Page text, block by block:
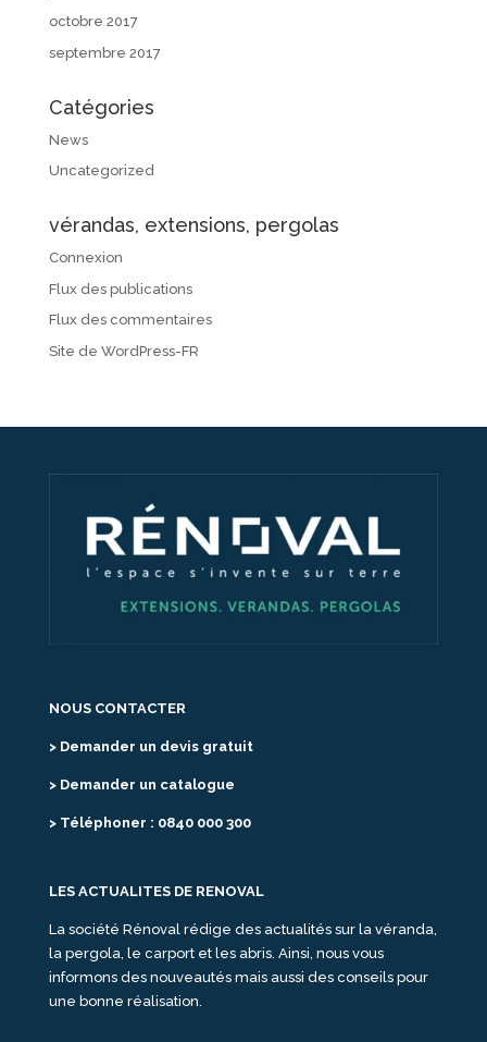
octobre 2017
septembre 2017
Catégories
News
Uncategorized
vérandas, extensions, pergolas
Connexion
Flux des publications
Flux des commentaires
Site de WordPress-FR
NOUS CONTACTER
> Demander un devis gratuit
> Demander un catalogue
> Téléphoner : 0840 000 300
LES ACTUALITES DE RENOVAL
La société Rénoval rédige des actualités sur la véranda,
la pergola, le carport et les abris. Ainsi, nous vous
informons des nouveautés mais aussi des conseils pour
une bonne réalisation.